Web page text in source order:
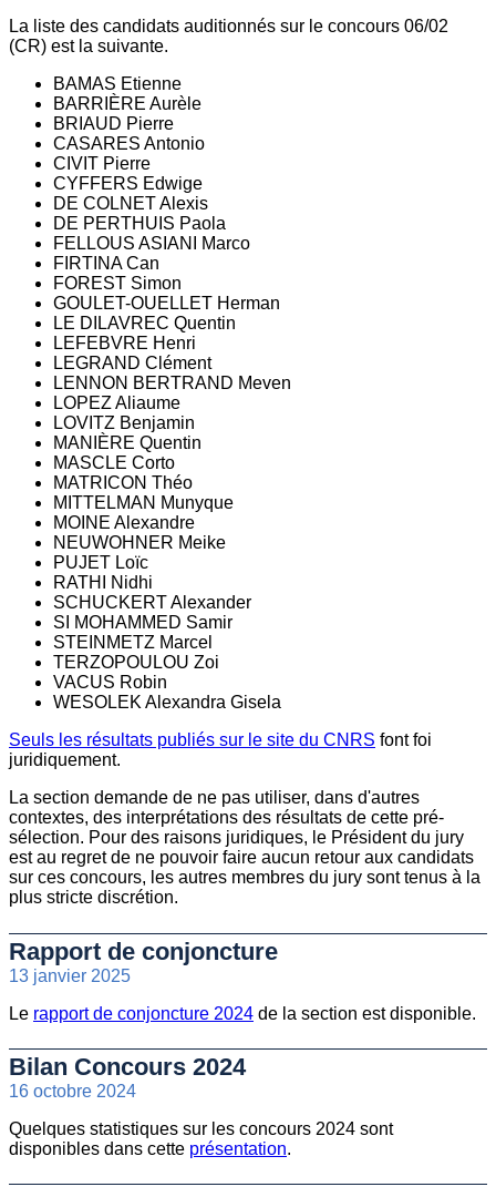
La liste des candidats auditionnés sur le concours 06/02
(CR) est la suivante.
BAMAS Etienne
BARRIÈRE Aurèle
BRIAUD Pierre
CASARES Antonio
CIVIT Pierre
CYFFERS Edwige
DE COLNET Alexis
DE PERTHUIS Paola
FELLOUS ASIANI Marco
FIRTINA Can
FOREST Simon
GOULET-OUELLET Herman
LE DILAVREC Quentin
LEFEBVRE Henri
LEGRAND Clément
LENNON BERTRAND Meven
LOPEZ Aliaume
LOVITZ Benjamin
MANIÈRE Quentin
MASCLE Corto
MATRICON Théo
MITTELMAN Munyque
MOINE Alexandre
NEUWOHNER Meike
PUJET Loïc
RATHI Nidhi
SCHUCKERT Alexander
SI MOHAMMED Samir
STEINMETZ Marcel
TERZOPOULOU Zoi
VACUS Robin
WESOLEK Alexandra Gisela
Seuls les résultats publiés sur le site du CNRS font foi
juridiquement.
La section demande de ne pas utiliser, dans d'autres
contextes, des interprétations des résultats de cette pré-
sélection. Pour des raisons juridiques, le Président du jury
est au regret de ne pouvoir faire aucun retour aux candidats
sur ces concours, les autres membres du jury sont tenus à la
plus stricte discrétion.
Rapport de conjoncture
13 janvier 2025
Le rapport de conjoncture 2024 de la section est disponible.
Bilan Concours 2024
16 octobre 2024
Quelques statistiques sur les concours 2024 sont
disponibles dans cette présentation.